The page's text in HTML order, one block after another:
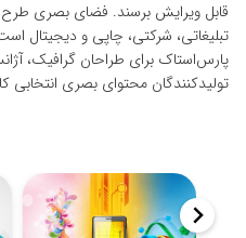
قابل ویرایش برسند. فضای بصری
تبلیغاتی، شرکتی، چاپی و دیجیتال
پارس‌استاک برای طراحان گرافیک،
تولیدکنندگان محتوای بصری
021 28428845
تماس با ما
بلاگ پارس استاک